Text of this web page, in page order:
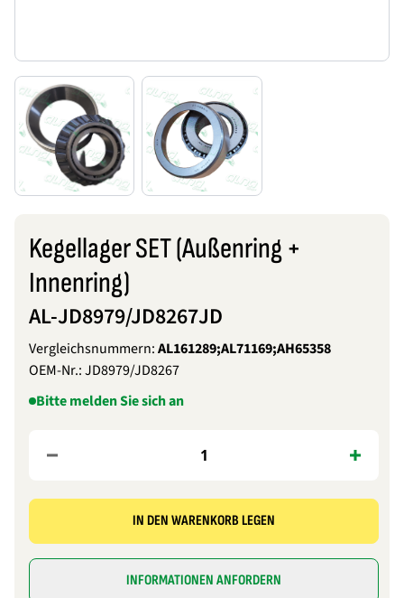
Kegellager SET (Außenring +
Innenring)
AL-JD8979/JD8267JD
Vergleichsnummern:AL161289;AL71169;AH65358
OEM-Nr.:JD8979/JD8267
Bitte melden Sie sich an
IN DEN WARENKORB LEGEN
INFORMATIONEN ANFORDERN